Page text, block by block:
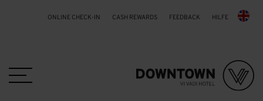
ONLINE CHECK-IN CASH REWARDS FEEDBACK HILFE